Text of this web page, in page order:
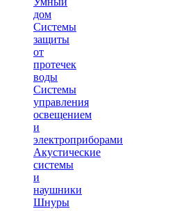
дом
Системы
защиты
от
протечек
воды
Системы
управления
освещением
и
электроприборами
Акустические
системы
и
наушники
Шнуры